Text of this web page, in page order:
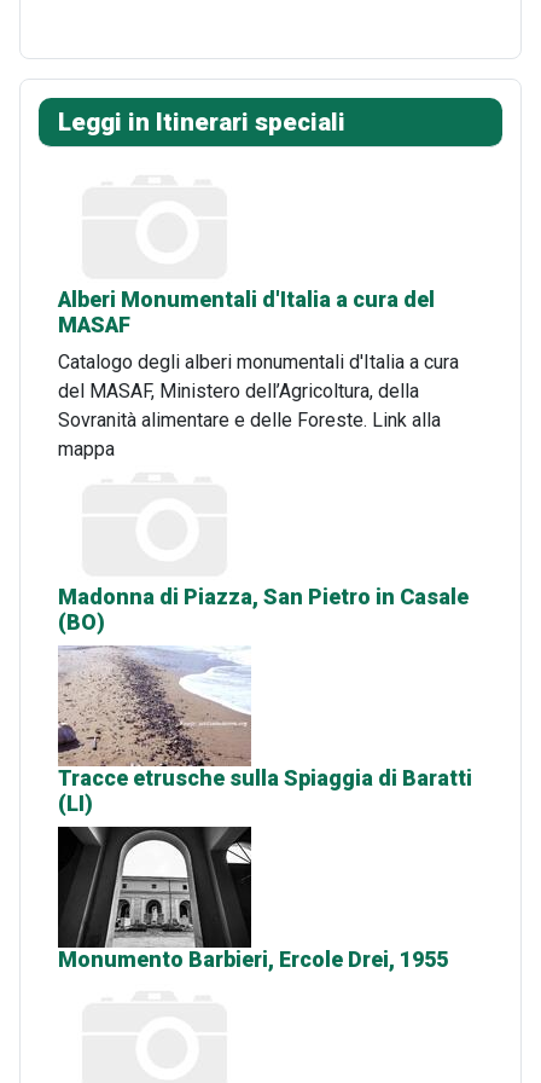
Leggi in Itinerari speciali
Alberi Monumentali d'Italia a cura del
MASAF
Catalogo degli alberi monumentali d'Italia a cura
del MASAF, Ministero dell’Agricoltura, della
Sovranità alimentare e delle Foreste. Link alla
mappa
Madonna di Piazza, San Pietro in Casale
(BO)
Tracce etrusche sulla Spiaggia di Baratti
(LI)
Monumento Barbieri, Ercole Drei, 1955